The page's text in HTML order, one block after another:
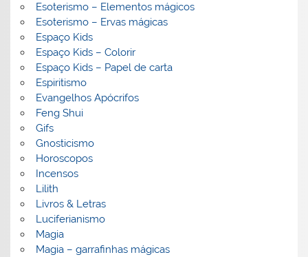
Esoterismo – Elementos mágicos
Esoterismo – Ervas mágicas
Espaço Kids
Espaço Kids – Colorir
Espaço Kids – Papel de carta
Espiritismo
Evangelhos Apócrifos
Feng Shui
Gifs
Gnosticismo
Horoscopos
Incensos
Lilith
Livros & Letras
Luciferianismo
Magia
Magia – garrafinhas mágicas